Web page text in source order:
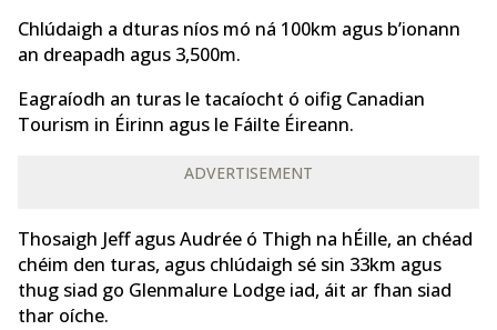
Chlúdaigh a dturas níos mó ná 100km agus b’ionann
an dreapadh agus 3,500m.
Eagraíodh an turas le tacaíocht ó oifig Canadian
Tourism in Éirinn agus le Fáilte Éireann.
ADVERTISEMENT
Thosaigh Jeff agus Audrée ó Thigh na hÉille, an chéad
chéim den turas, agus chlúdaigh sé sin 33km agus
thug siad go Glenmalure Lodge iad, áit ar fhan siad
thar oíche.